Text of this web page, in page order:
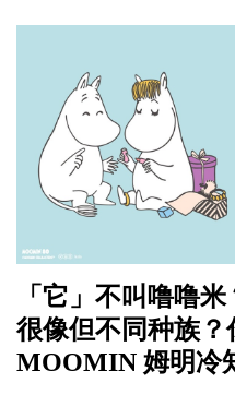
「它」不叫噜噜
很像但不同种族？
MOOMIN 姆明冷